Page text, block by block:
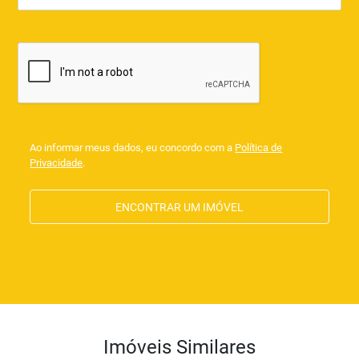
Ao informar meus dados, eu concordo com a Política de
Privacidade.
ENCONTRAR UM IMÓVEL
Imóveis Similares